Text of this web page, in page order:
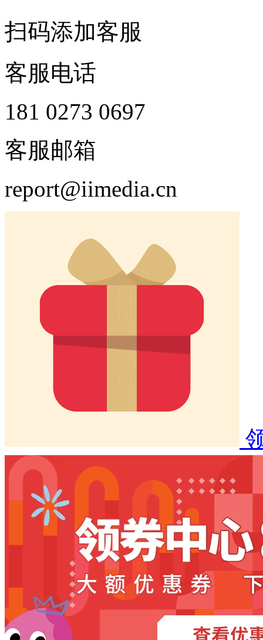
扫码添加客服
客服电话
181 0273 0697
客服邮箱
report@iimedia.cn